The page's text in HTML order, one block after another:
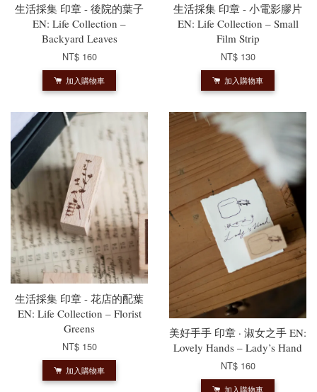
生活採集 印章 - 後院的葉子
EN: Life Collection –
Backyard Leaves
NT$ 160
加入購物車
生活採集 印章 - 小電影膠片
EN: Life Collection – Small
Film Strip
NT$ 130
加入購物車
生活採集 印章 - 花店的配葉
EN: Life Collection – Florist
Greens
NT$ 150
加入購物車
美好手手 印章 · 淑女之手 EN:
Lovely Hands – Lady’s Hand
NT$ 160
加入購物車